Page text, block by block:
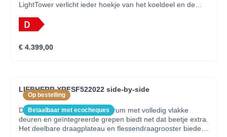
LightTower verlicht ieder hoekje van het koeldeel en de
laden op SoftTelescopic rails blijven groenten en fruit tot 3x
langer vers en het FreshAir filter houdt het interieur fris.
uittrekbare plateau van de IceTower met vaste
€ 4.399,00
Op bestelling
Betaalbaar met ecocheques
LIEBHERR XRFSF522022 side-by-side
Dit side-by-side voorraadcentrum met volledig vlakke
deuren en geïntegreerde grepen biedt net dat beetje extra.
Het deelbare draagplateau en flessendraagrooster bieden